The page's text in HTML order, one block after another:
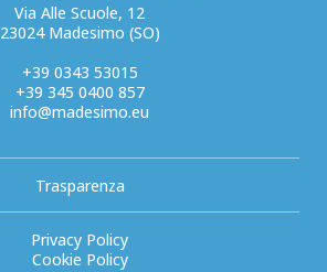
Via Alle Scuole, 12
23024 Madesimo (SO)
+39 0343 53015
+39 345 0400 857
info@madesimo.eu
Trasparenza
Privacy Policy
Cookie Policy